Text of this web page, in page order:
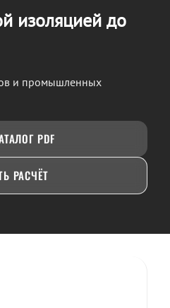
изоляцией до
и промышленных
PDF
РАСЧЁТ